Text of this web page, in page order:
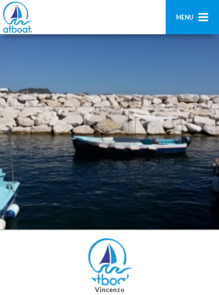
MENU
Aggiungi imbarcazione
Accedi
Registrati
Vincenzo